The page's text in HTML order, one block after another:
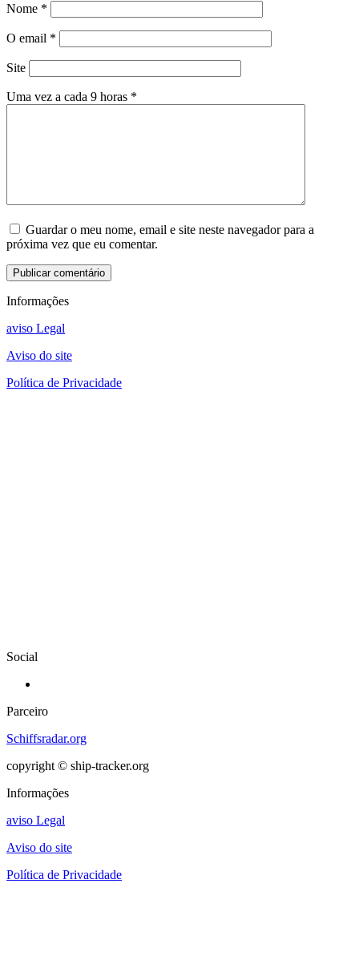
Nome *
O email *
Site
Uma vez a cada 9 horas *
Guardar o meu nome, email e site neste navegador para a
próxima vez que eu comentar.
Informações
aviso Legal
Aviso do site
Política de Privacidade
Social
Parceiro
Schiffsradar.org
copyright © ship-tracker.org
Informações
aviso Legal
Aviso do site
Política de Privacidade